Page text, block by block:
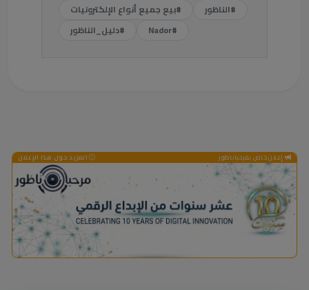
#الناظور
#بيع جميع أنواع الإلكترونيات
#Nador
#دليل_الناظور
إعلان خاص بمرحباناظور المزيد حول هذا الإعلان